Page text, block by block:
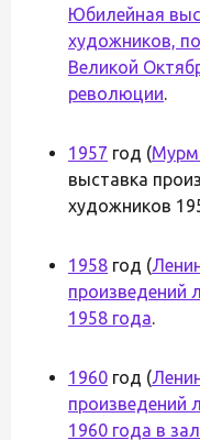
Юбилейная
художников,
Великой
революции.
1957 год (
выставка
художников
1958 год (
произведений
1958 года.
1960 год (
произведений
1960 года в